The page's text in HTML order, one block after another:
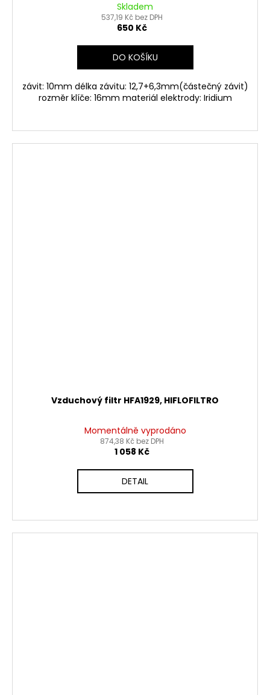
Skladem
537,19 Kč bez DPH
650 Kč
DO KOŠÍKU
závit: 10mm délka závitu: 12,7+6,3mm(částečný závit)
rozměr klíče: 16mm materiál elektrody: Iridium
Vzduchový filtr HFA1929, HIFLOFILTRO
Momentálně vyprodáno
874,38 Kč bez DPH
1 058 Kč
DETAIL